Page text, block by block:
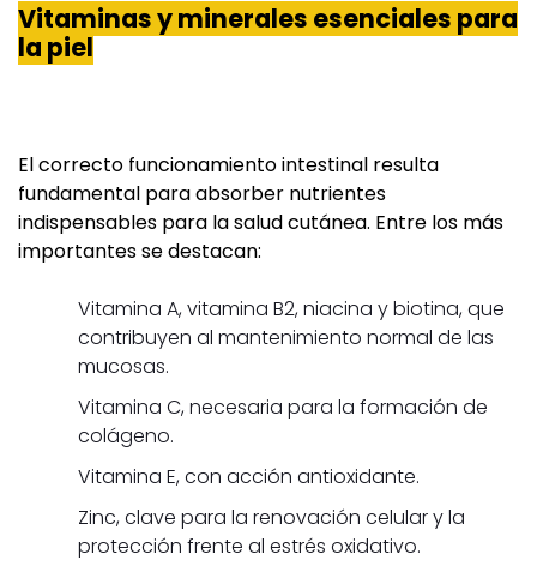
Vitaminas y minerales esenciales para
la piel
El correcto funcionamiento intestinal resulta
fundamental para absorber nutrientes
indispensables para la salud cutánea. Entre los más
importantes se destacan:
Vitamina A, vitamina B2, niacina y biotina, que
contribuyen al mantenimiento normal de las
mucosas.
Vitamina C, necesaria para la formación de
colágeno.
Vitamina E, con acción antioxidante.
Zinc, clave para la renovación celular y la
protección frente al estrés oxidativo.